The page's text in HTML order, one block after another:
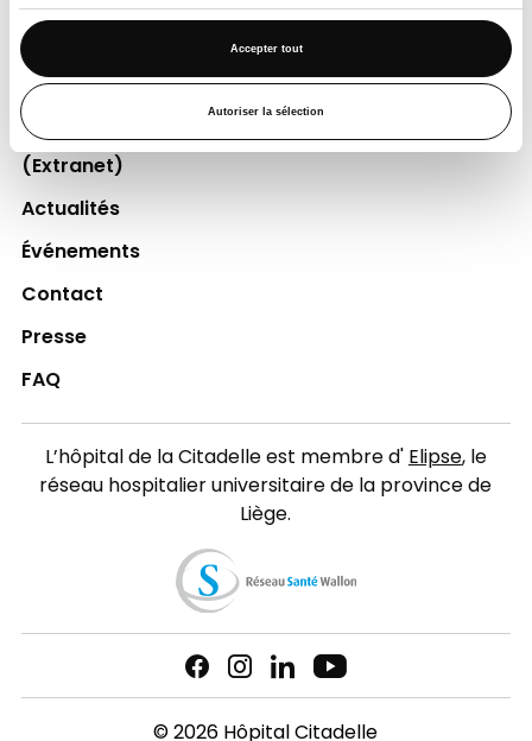
Accepter tout
Autoriser la sélection
Espace Patient
Professionnels de la santé
Jobs
Accès collaborateurs et médecins Citadelle
(Extranet)
Actualités
Événements
Contact
Presse
FAQ
L’hôpital de la Citadelle est membre d'Elipse, le
réseau hospitalier universitaire de la province de
Liège.
© 2026 Hôpital Citadelle